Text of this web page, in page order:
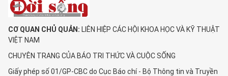
CƠ QUAN CHỦ QUẢN: LIÊN HIỆP CÁC HỘI KHOA HỌC VÀ KỸ THUẬT
VIỆT NAM
CHUYÊN TRANG CỦA BÁO TRI THỨC VÀ CUỘC SỐNG
Giấy phép số 01/GP-CBC do Cục Báo chí - Bộ Thông tin và Truyền